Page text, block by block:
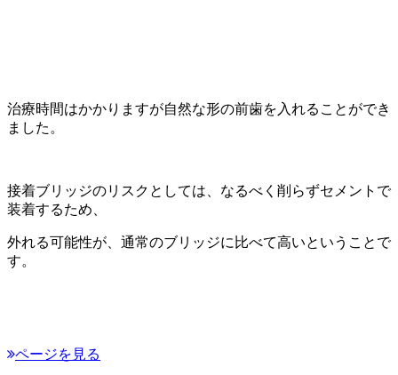
治療時間はかかりますが自然な形の前歯を入れることができ
ました。
接着ブリッジのリスクとしては、なるべく削らずセメントで
装着するため、
外れる可能性が、通常のブリッジに比べて高いということで
す。
ページを見る